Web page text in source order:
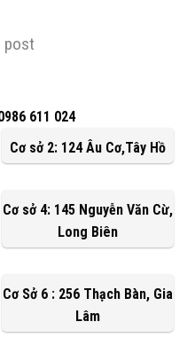
post
611 024
Cơ sở 2: 124 Âu Cơ,Tây Hồ
Cơ sở 4: 145 Nguyễn Văn Cừ,
Long Biên
Cơ Sở 6 : 256 Thạch Bàn, Gia
Lâm